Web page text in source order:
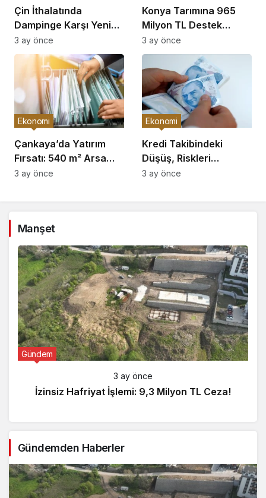
Çin İthalatında
Dampinge Karşı Yeni
Önlemler!
3 ay önce
Konya Tarımına 965
Milyon TL Destek
Açıklaması
3 ay önce
Çankaya’da Yatırım
Fırsatı: 540 m² Arsa
Satışı
Ekonomi
3 ay önce
Kredi Takibindeki
Düşüş, Riskleri
Artırıyor!
Ekonomi
3 ay önce
Manşet
Gündem
3 ay önce
İzinsiz Hafriyat İşlemi: 9,3 Milyon TL Ceza!
Gündemden Haberler